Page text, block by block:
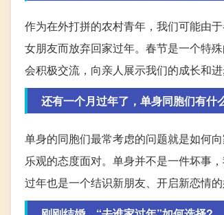
作为在外打拼的农村青年，我们可能由
女朋友而放弃回家过年。春节是一个特
会积极交流，向亲人展示我们的成长和进
还有一个月过年了，单身同胞们有什
单身的同胞们最常考虑的问题就是如何
乐观的态度面对。单身并不是一件坏事
过年也是一个结识新朋友、开启新恋情的